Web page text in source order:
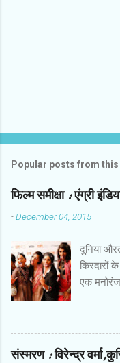
Popular posts from this
फिल्‍म समीक्षा : एंग्री
-December 04, 2015
दुनिया
किरदारों
एक
की
फिल्‍म में
विरोधी
संस्‍मरण : विरेन्‍द्र